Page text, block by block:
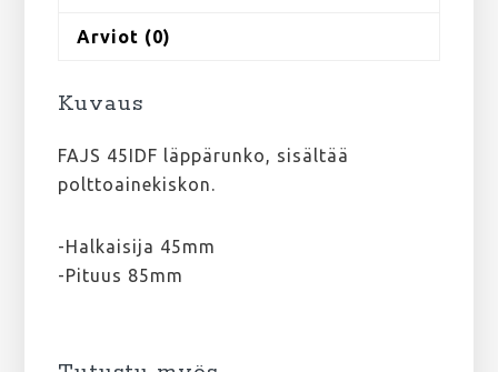
Arviot (0)
Kuvaus
FAJS 45IDF läppärunko, sisältää
polttoainekiskon.
-Halkaisija 45mm
-Pituus 85mm